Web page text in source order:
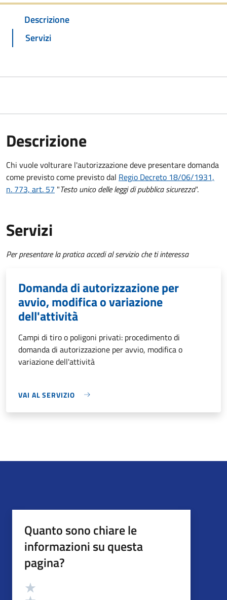
Descrizione
Servizi
Descrizione
Chi vuole volturare l'autorizzazione deve presentare domanda
come previsto come previsto dal Regio Decreto 18/06/1931,
n. 773, art. 57 "Testo unico delle leggi di pubblica sicurezza".
Servizi
Per presentare la pratica accedi al servizio che ti interessa
Domanda di autorizzazione per
avvio, modifica o variazione
dell'attività
Campi di tiro o poligoni privati: procedimento di
domanda di autorizzazione per avvio, modifica o
variazione dell'attività
VAI AL SERVIZIO
Quanto sono chiare le
informazioni su questa
pagina?
Valutazione